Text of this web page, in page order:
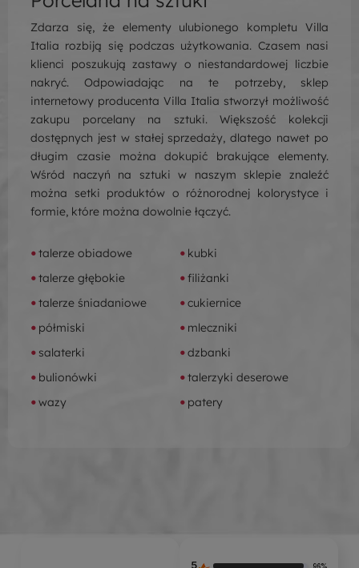
Zdarza się, że elementy ulubionego kompletu Villa
Italia rozbiją się podczas użytkowania. Czasem nasi
klienci poszukują zastawy o niestandardowej liczbie
nakryć. Odpowiadając na te potrzeby, sklep
internetowy producenta Villa Italia stworzył możliwość
zakupu porcelany na sztuki. Większość kolekcji
dostępnych jest w stałej sprzedaży, dlatego nawet po
długim czasie można dokupić brakujące elementy.
Wśród naczyń na sztuki w naszym sklepie znaleźć
można setki produktów o różnorodnej kolorystyce i
formie, które można dowolnie łączyć.
talerze obiadowe
kubki
talerze głębokie
filiżanki
talerze śniadaniowe
cukiernice
półmiski
mleczniki
salaterki
dzbanki
bulionówki
talerzyki deserowe
wazy
patery
5